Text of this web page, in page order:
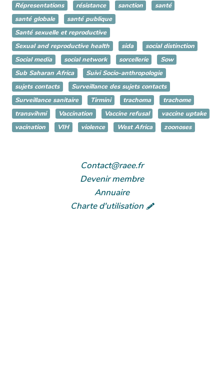
Répresentations
résistance sanction
santé
santé globale
santé publique
Santé sexuelle et reproductive
Sexual and reproductive health
sida
social distinction
Social media
social network sorcellerie
Sow
Sub Saharan Africa
Suivi Socio-anthropologie
sujets contacts
Surveillance des sujets contacts
Surveillance sanitaire
Tirmini trachoma
trachome
transvihmi
Vaccination Vaccine refusal
vaccine uptake
vacination
VIH violence West Africa zoonoses
Contact@raee.fr
Devenir membre
Annuaire
Charte d'utilisation